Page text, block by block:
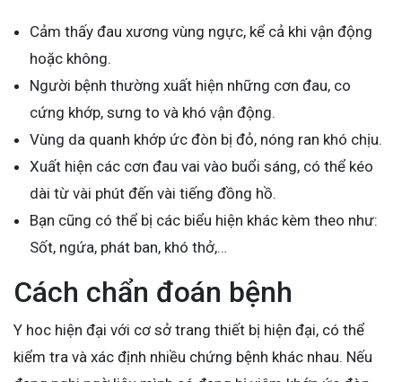
Cảm thấy đau xương vùng ngực, kể cả khi vận động
hoặc không.
Người bệnh thường xuất hiện những cơn đau, co
cứng khớp, sưng to và khó vận động.
Vùng da quanh khớp ức đòn bị đỏ, nóng ran khó chịu.
Xuất hiện các cơn đau vai vào buổi sáng, có thể kéo
dài từ vài phút đến vài tiếng đồng hồ.
Bạn cũng có thể bị các biểu hiện khác kèm theo như:
Sốt, ngứa, phát ban, khó thở,…
Cách chẩn đoán bệnh
Y hoc hiện đại với cơ sở trang thiết bị hiện đại, có thể
kiểm tra và xác định nhiều chứng bệnh khác nhau. Nếu